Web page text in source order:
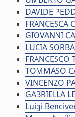
DAVIDE
FRANCESCA
GIOVANNI
LUCIA SORBA
FRANCESCO
TOMMASO
VINCENZO
GABRIELLA
Luigi